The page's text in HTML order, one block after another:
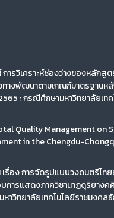
การวิเคราะห์ช่องว่างของหลัก
ทางพัฒนาตามเกณฑ์มาตรฐานห
: กรณีศึกษามหาวิทยาลัยเทค
Quality Management on
in the Chengdu-
รื่อง การจัดรูปแบบวงดนตรีไท
บการแสดงภาควิชานาฏดุริยาง
าวิทยาลัยเทคโนโลยีราชมงคล